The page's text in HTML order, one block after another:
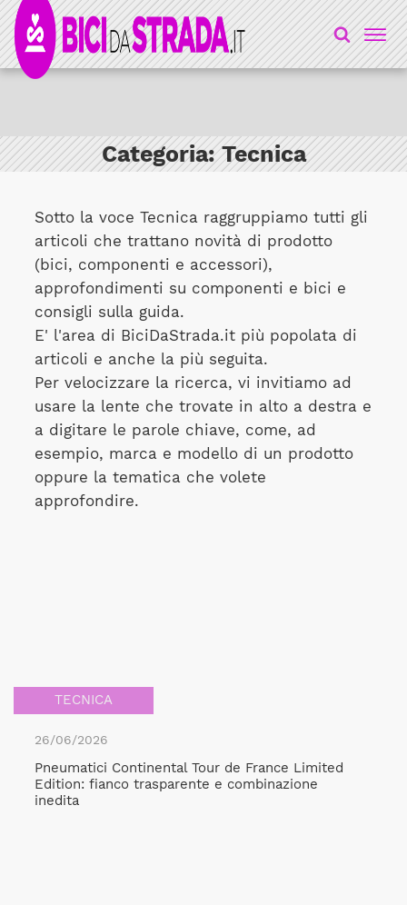
Categoria:Tecnica
Sotto la voce Tecnica raggruppiamo tutti gli
articoli che trattano novità di prodotto
(bici, componenti e accessori),
approfondimenti su componenti e bici e
consigli sulla guida.
E' l'area di BiciDaStrada.it più popolata di
articoli e anche la più seguita.
Per velocizzare la ricerca, vi invitiamo ad
usare la lente che trovate in alto a destra e
a digitare le parole chiave, come, ad
esempio, marca e modello di un prodotto
oppure la tematica che volete
approfondire.
TECNICA
26/06/2026
Pneumatici Continental Tour de France Limited
Edition: fianco trasparente e combinazione
inedita